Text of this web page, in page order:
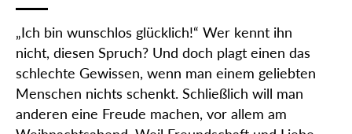
„Ich bin wunschlos glücklich!“ Wer kennt ihn
nicht, diesen Spruch? Und doch plagt einen das
schlechte Gewissen, wenn man einem geliebten
Menschen nichts schenkt. Schließlich will man
anderen eine Freude machen, vor allem am